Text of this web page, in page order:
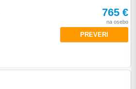
765 €
na osebo
PREVERI